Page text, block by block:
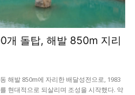
개 돌탑, 해발 850m 지리
해발 850m에 자리한 배달성전으로, 1983
현대적으로 되살리며 조성을 시작했다. 약